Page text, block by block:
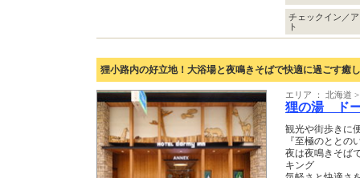
チェックイン／
ト
狸小路内の好立地！大浴場と夜鳴きそばで快適に過ごす癒
エリア ： 北海道
狸の湯 ドー
観光や街歩きに
『至極のととの
夜は夜鳴きそば
キング